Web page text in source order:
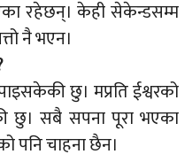
रहेछन्। केही सेकेन्डसम्म
नै भएन।
छु। मप्रति ईश्वरको
छु। सबै सपना पूरा भएका
पनि चाहना छैन।